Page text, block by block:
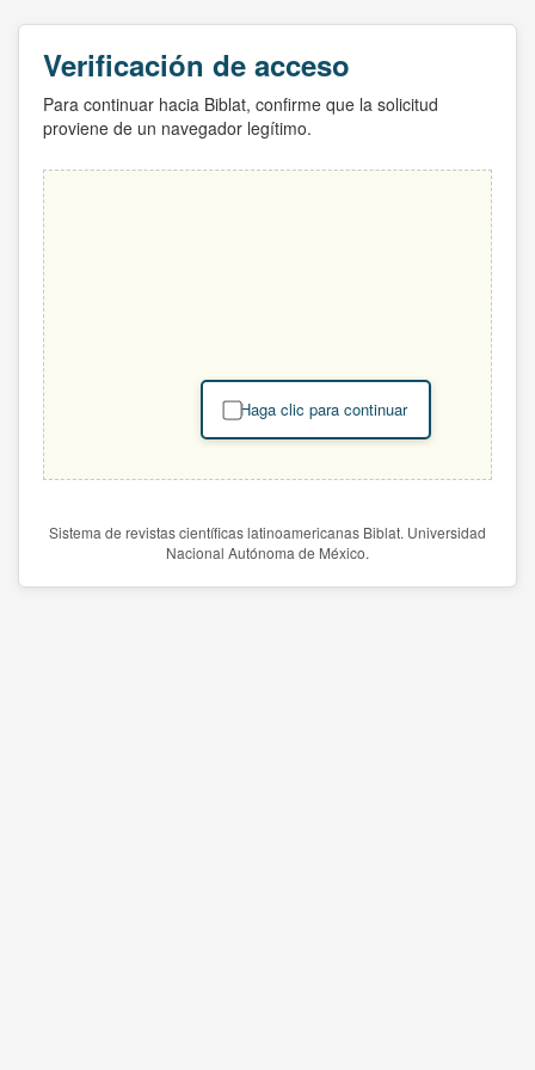
Verificación de acceso
Para continuar hacia Biblat, confirme que la solicitud
proviene de un navegador legítimo.
Haga clic para continuar
Sistema de revistas científicas latinoamericanas Biblat. Universidad
Nacional Autónoma de México.